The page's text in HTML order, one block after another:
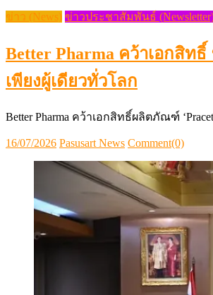
ข่าว (News) ข่าวประชาสัมพันธ์
Better Pharma คว้าเอกสิทธิ์
เพียงผู้เดียวทั่วโลก
Better Pharma คว้าเอกสิทธิ์ผลิตภัณฑ์
Posted
16/07/2026 Author
Pasusart News Comment(0)